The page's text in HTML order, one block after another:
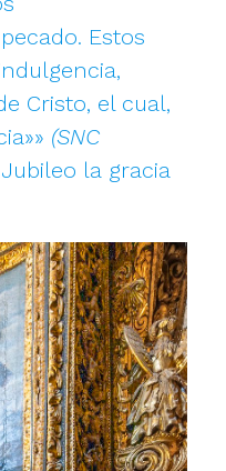
Estos
Cristo, el cual,
(SNC
la gracia